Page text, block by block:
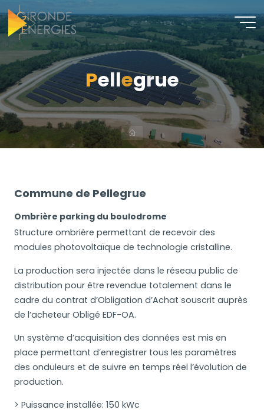
Pellegrue
Commune de Pellegrue
Ombrière parking du boulodrome
Structure ombrière permettant de recevoir des
modules photovoltaïque de technologie cristalline.
La production sera injectée dans le réseau public de
distribution pour être revendue totalement dans le
cadre du contrat d’Obligation d’Achat souscrit auprès
de l’acheteur Obligé EDF-OA.
Un système d’acquisition des données est mis en
place permettant d’enregistrer tous les paramètres
des onduleurs et de suivre en temps réel l’évolution de
production.
> Puissance installée: 150 kWc